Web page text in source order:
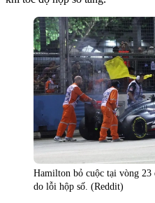
Hamilton bỏ cuộc tại vòng 23
do lỗi hộp số. (Reddit)